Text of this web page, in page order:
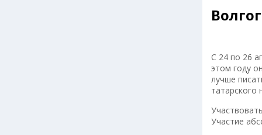
С 24 по 26
этом году
лучше
татарского
Участие